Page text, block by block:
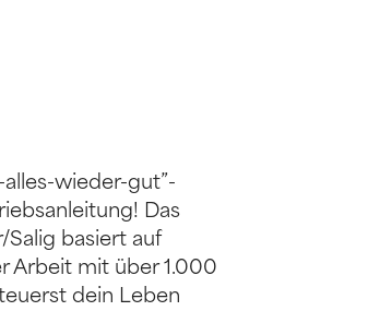
wieder-gut”-
Das
basiert auf
Arbeit mit über 1.000
dein Leben